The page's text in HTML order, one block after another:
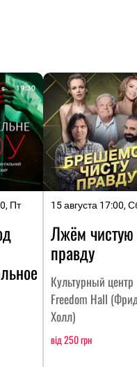
Пт 15 августа 17:00,
Лжём чистую
правду
Культурный центр
Freedom Hall
Холл)
від 250 грн